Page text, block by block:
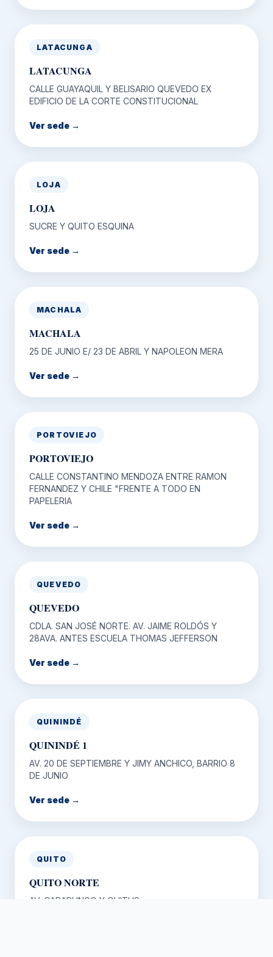
LATACUNGA
LATACUNGA
CALLE GUAYAQUIL Y BELISARIO QUEVEDO EX
EDIFICIO DE LA CORTE CONSTITUCIONAL
Ver sede →
LOJA
LOJA
SUCRE Y QUITO ESQUINA
Ver sede →
MACHALA
MACHALA
25 DE JUNIO E/ 23 DE ABRIL Y NAPOLEON MERA
Ver sede →
PORTOVIEJO
PORTOVIEJO
CALLE CONSTANTINO MENDOZA ENTRE RAMON
FERNANDEZ Y CHILE "FRENTE A TODO EN
PAPELERIA
Ver sede →
QUEVEDO
QUEVEDO
CDLA. SAN JOSÉ NORTE. AV. JAIME ROLDÓS Y
28AVA. ANTES ESCUELA THOMAS JEFFERSON
Ver sede →
QUININDÉ
QUININDÉ 1
AV. 20 DE SEPTIEMBRE Y JIMY ANCHICO, BARRIO 8
DE JUNIO
Ver sede →
QUITO
QUITO NORTE
AV. CARAPUNGO Y QUITUS